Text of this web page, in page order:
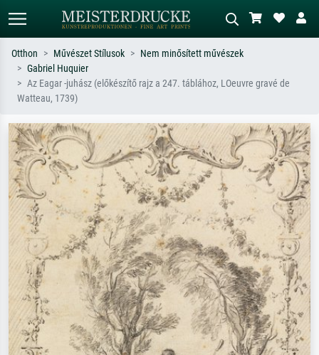
Alap keresés MI-képkereső
Keressen művész, műcím vagy stílus
impresszionizmus, Hokusai-hullám,
akt.
egy fa mellett.
Otthon Művészet Stílusok
Nem minősített művészek
Gabriel Huquier
Az Eagar -juhász (előkészítő rajz a 247. táblához, LOeuvre gravé de
Watteau, 1739)